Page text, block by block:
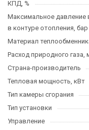
КПД, %
Максимальное давление
в контуре отопления, бар
Материал
Расход природного газа,
Страна-производитель
Тепловая мощность, кВт
Тип камеры сгорания
Тип установки
Управление